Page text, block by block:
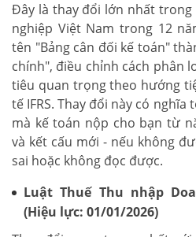
Đây là thay đổi lớn nhất
nghiệp Việt Nam trong 12
tên "Bảng cân đối kế toán"
chính", điều chỉnh cách phân
tiêu quan trọng theo hướng
tế IFRS. Thay đổi này có
mà kế toán nộp cho bạn từ
và kết cấu mới - nếu không
sai hoặc không đọc được.
Luật Thuế Thu nhập
(Hiệu lực: 01/01/2026)